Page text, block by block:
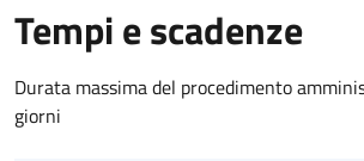
Tempi e scadenze
Durata massima del procedimento
giorni